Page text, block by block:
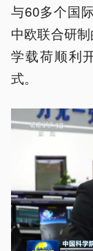
与60多个国
中欧联合研
学载荷顺利
式。